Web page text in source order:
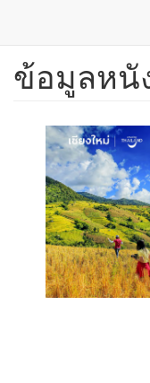
ข้าม
ข้อมูลหนั